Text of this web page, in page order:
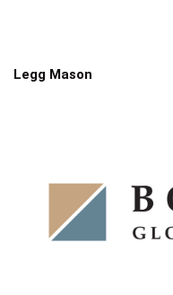
Legg Mason